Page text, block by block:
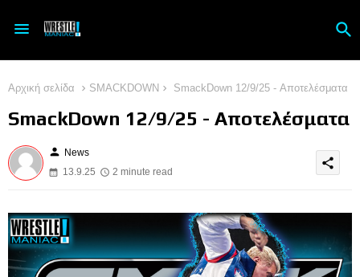
Αρχική σελίδα SMACKDOWN SmackDown 12/9/25 - Αποτελέσματα
SmackDown 12/9/25 - Αποτελέσματα
person News
13.9.25
2 minute read
share